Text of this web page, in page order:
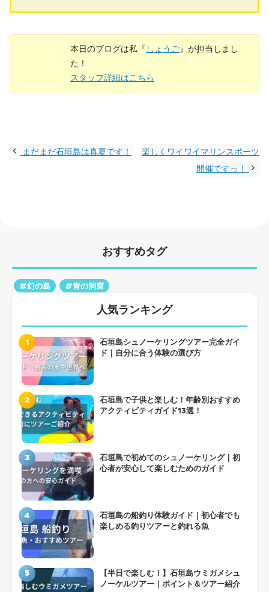
本日のブログは私『 しょうご』が担当しまし
た！
スタッフ詳細はこちら
まだまだ石垣島は真夏です！
楽しくワイワイマリンスポーツ
開催ですっ！
おすすめタグ
#幻の島 #青の洞窟
人気ランキング
1
石垣島シュノーケリングツアー完全ガイ
ド｜自分に合う体験の選び方
2
石垣島で子供と楽しむ！年齢別おすすめ
アクティビティガイド13選！
3
石垣島で初めてのシュノーケリング｜初
心者が安心して楽しむためのガイド
4
石垣島の船釣り体験ガイド｜初心者でも
楽しめる釣りツアーと釣れる魚
5
【半日で楽しむ！】石垣島ウミガメシュ
ノーケルツアー｜ポイント＆ツアー紹介